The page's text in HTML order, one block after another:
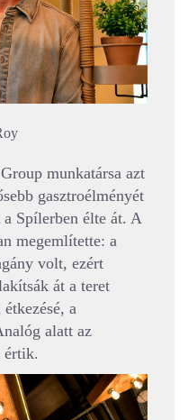
munkatársa azt
gasztroélményét
Spílerben élte át. A
megemlítette: a
volt, ezért
át a teret
a
alatt az
értik.